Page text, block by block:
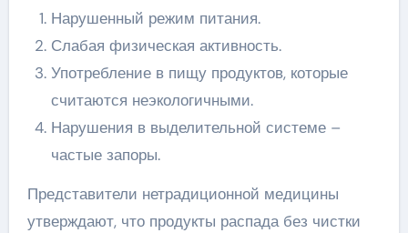
Нарушенный режим питания.
Слабая физическая активность.
Употребление в пищу продуктов, которые
считаются неэкологичными.
Нарушения в выделительной системе –
частые запоры.
Представители нетрадиционной медицины
утверждают, что продукты распада без чистки